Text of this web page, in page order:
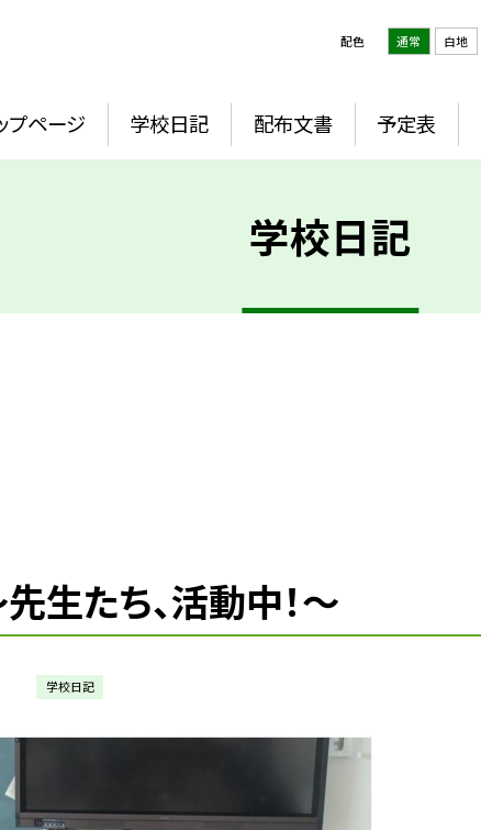
配色 通常 白地
プページ 学校日記 配布文書 予定表
学校日記
生たち、活動中！〜
学校日記